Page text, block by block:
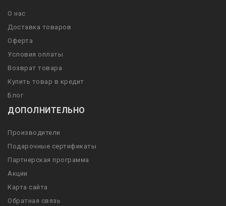
О нас
Доставка товаров
Оферта
Условия оплаты
Возврат товара
Купить товар в кредит
Блог
ДОПОЛНИТЕЛЬНО
Производители
Подарочные сертификаты
Партнерская программа
Акции
Карта сайта
Обратная связь